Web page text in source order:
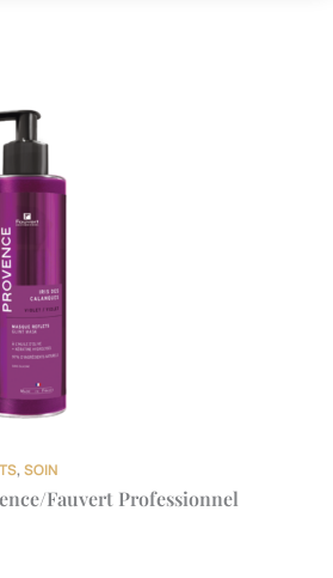
,SOIN
Fauvert Professionnel